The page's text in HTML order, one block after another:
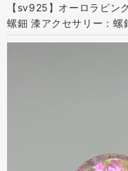
【sv925】オーロラピン
螺鈿 漆アクセサリー：螺